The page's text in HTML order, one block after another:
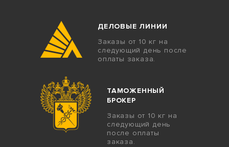
ДЕЛОВЫЕ ЛИНИИ
Заказы от 10 кг на
следующий день после
оплаты заказа.
ТАМОЖЕННЫЙ
БРОКЕР
Заказы от 10 кг на
следующий день
после оплаты
заказа.